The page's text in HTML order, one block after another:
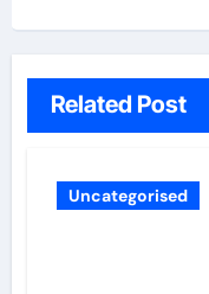
Related Post
Uncategorised